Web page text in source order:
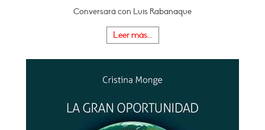
Conversará con Luis Rabanaque
Leer más...